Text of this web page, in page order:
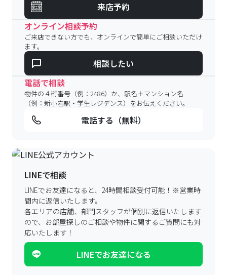
来店予約
オンライン相談予約
ご来店できない方でも、オンラインで簡単にご相談いただけ
ます。
相談したい
電話で相談
物件の４桁番号（例：2486）か、駅名＋マンション名
（例：新小岩駅・学生レジデンス）をお伝えください。
電話する（無料）
LINEで相談
LINEでお友達になると、24時間相談受付可能！ ※営業時
間内に返信いたします。
各エリアの店舗、部門スタッフが個別に返信いたします
ので、 お部屋探しのご相談や物件に関するご質問にも対
応いたします！
LINEでお友達になる